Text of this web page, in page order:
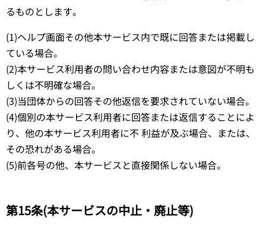
るものとします。
(1)ヘルプ画面その他本サービス内で既に回答または掲載し
ている場合。
(2)本サービス利用者の問い合わせ内容または意図が不明も
しくは不明確な場合。
(3)当団体からの回答その他返信を要求されていない場合。
(4)個別の本サービス利用者に回答または返信することによ
り、他の本サービス利用者に不 利益が及ぶ場合、または、
その恐れがある場合。
(5)前各号の他、本サービスと直接関係しない場合。
第15条(本サービスの中止・廃止等)